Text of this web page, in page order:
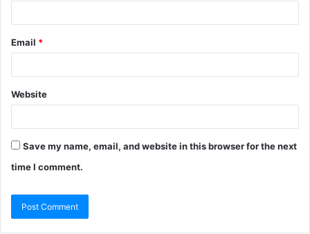
Email *
Website
Save my name, email, and website in this browser for the next
time I comment.